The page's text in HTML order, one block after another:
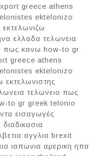
greece athens
ektelonizo
ελλαδα τελωνεια
πως κανω how-to gr
greece athens
ektelonizo
εκτελωνιστης
τελωνειο πως
to gr greek telonio
εισαγωγές
αγγλια brexit
ιαπωνια αμερικη ηπα